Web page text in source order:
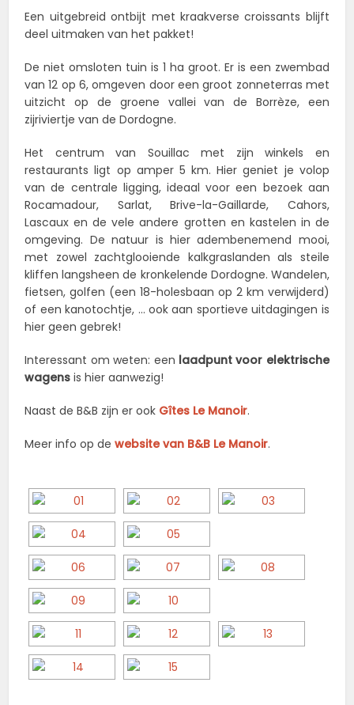
Een uitgebreid ontbijt met kraakverse croissants blijft
deel uitmaken van het pakket!
De niet omsloten tuin is 1 ha groot. Er is een zwembad
van 12 op 6, omgeven door een groot zonneterras met
uitzicht op de groene vallei van de Borrèze, een
zijriviertje van de Dordogne.
Het centrum van Souillac met zijn winkels en
restaurants ligt op amper 5 km. Hier geniet je volop
van de centrale ligging, ideaal voor een bezoek aan
Rocamadour, Sarlat, Brive-la-Gaillarde, Cahors,
Lascaux en de vele andere grotten en kastelen in de
omgeving. De natuur is hier adembenemend mooi,
met zowel zachtglooiende kalkgraslanden als steile
kliffen langsheen de kronkelende Dordogne. Wandelen,
fietsen, golfen (een 18-holesbaan op 2 km verwijderd)
of een kanotochtje, ... ook aan sportieve uitdagingen is
hier geen gebrek!
Interessant om weten: een laadpunt voor elektrische
wagens is hier aanwezig!
Naast de B&B zijn er ook Gîtes Le Manoir.
Meer info op dewebsite van B&B Le Manoir.